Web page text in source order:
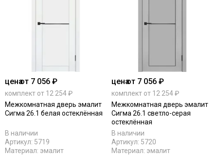
ценаот 7 056 ₽
комплект от 12 254 ₽
Межкомнатная дверь эмалит
Сигма 26.1 белая остеклённая
В наличии
Артикул: 5719
Материал: эмалит
ценаот 7 056 ₽
комплект от 12 254 ₽
Межкомнатная дверь эмалит
Сигма 26.1 светло-серая
остеклённая
В наличии
Артикул: 5720
Материал: эмалит